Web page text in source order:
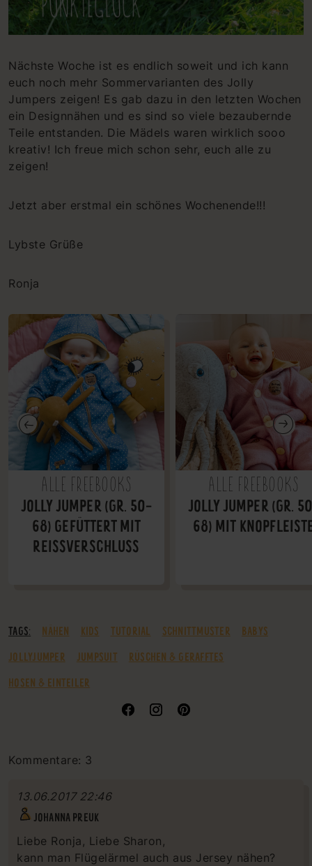
Nächste Woche ist es endlich soweit und ich kann
euch noch mehr Sommervarianten des Jolly
Jumpers zeigen! Es gab dazu in den letzten Wochen
ein Designnähen und es sind so viele bezaubernde
Teile entstanden. Die Mädels waren wirklich sooo
kreativ! Ich freue mich schon sehr, euch alle zu
zeigen!
Jetzt aber erstmal ein schönes Wochenende!!!
Lybste Grüße
Ronja
ALLE FREEBOOKS
JOLLY JUMPER (GR. 50-
68) GEFÜTTERT MIT
REISSVERSCHLUSS
ALLE FREEBOOKS
JOLLY JUMPER (GR.
68) MIT
TAGS: NÄHEN KIDS TUTORIAL SCHNITTMUSTER
BABYS
JOLLYJUMPER
JUMPSUIT
RÜSCHEN & GERAFFTES
HOSEN & EINTEILER
Kommentare: 3
JOHANNA PREUK
13.06.2017 22:46
Liebe Ronja, Liebe Sharon,
kann man Flügelärmel auch aus Jersey nähen?